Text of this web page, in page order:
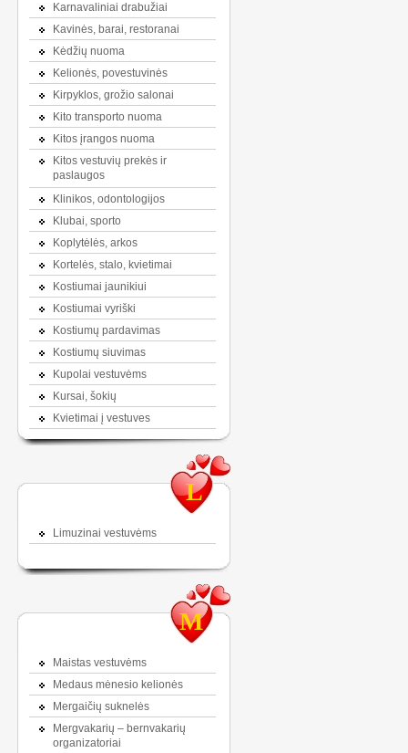
Karnavaliniai drabužiai
Kavinės, barai, restoranai
Kėdžių nuoma
Kelionės, povestuvinės
Kirpyklos, grožio salonai
Kito transporto nuoma
Kitos įrangos nuoma
Kitos vestuvių prekės ir
paslaugos
Klinikos, odontologijos
Klubai, sporto
Koplytėlės, arkos
Kortelės, stalo, kvietimai
Kostiumai jaunikiui
Kostiumai vyriški
Kostiumų pardavimas
Kostiumų siuvimas
Kupolai vestuvėms
Kursai, šokių
Kvietimai į vestuves
L
Limuzinai vestuvėms
M
Maistas vestuvėms
Medaus mėnesio kelionės
Mergaičių suknelės
Mergvakarių – bernvakarių
organizatoriai